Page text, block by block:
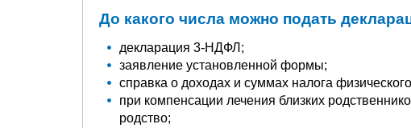
До какого числа можно подать
декларация 3-НДФЛ;
заявление установленной формы;
справка о доходах и суммах налога
при компенсации лечения близких
родство;